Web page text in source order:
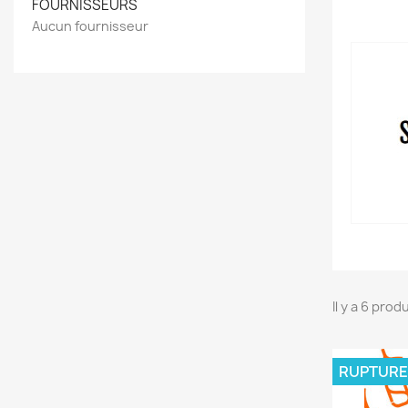
FOURNISSEURS
Aucun fournisseur
Il y a 6